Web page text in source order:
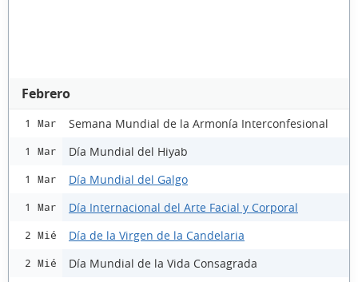
Febrero
1 Mar Semana Mundial de la Armonía Interconfesional
1 Mar Día Mundial del Hiyab
1 Mar Día Mundial del Galgo
1 Mar Día Internacional del Arte Facial y Corporal
2 Mié Día de la Virgen de la Candelaria
2 Mié Día Mundial de la Vida Consagrada